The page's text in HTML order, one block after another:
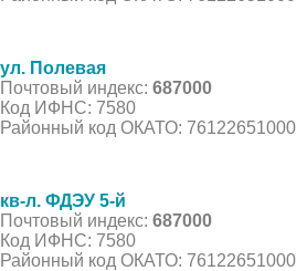
ул. Полевая
Почтовый индекс: 687000
Код ИФНС: 7580
Районный код ОКАТО: 76122651000
кв-л. ФДЭУ 5-й
Почтовый индекс: 687000
Код ИФНС: 7580
Районный код ОКАТО: 76122651000